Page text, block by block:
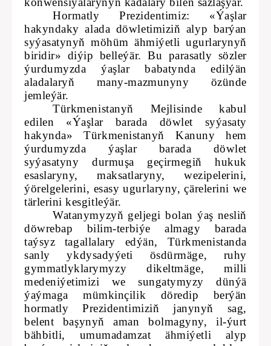
Hormatly Prezidentimiz: «Ýaşlar
hakyndaky alada döwletimiziň alyp barýan
syýasatynyň möhüm ähmiýetli ugurlarynyň
biridir» diýip belleýär. Bu parasatly sözler
ýurdumyzda ýaşlar babatynda edilýän
aladalaryň many-mazmunyny özünde
jemleýär.
Türkmenistanyň Mejlisinde kabul
edilen «Ýaşlar barada döwlet syýasaty
hakynda» Türkmenistanyň Kanuny hem
ýurdumyzda ýaşlar barada döwlet
syýasatyny durmuşa geçirmegiň hukuk
esaslaryny, maksatlaryny, wezipelerini,
ýörelgelerini, esasy ugurlaryny, çärelerini we
tärlerini kesgitleýär.
Watanymyzyň geljegi bolan ýaş nesliň
döwrebap bilim-terbiýe almagy barada
taýsyz tagallalary edýän, Türkmenistanda
sanly ykdysadyýeti ösdürmäge, ruhy
gymmatlyklarymyzy dikeltmäge, milli
medeniýetimizi we sungatymyzy dünýä
ýaýmaga mümkinçilik döredip berýän
hormatly Prezidentimiziň janynyň sag,
belent başynyň aman bolmagyny, il-ýurt
bähbitli, umumadamzat ähmiýetli alyp